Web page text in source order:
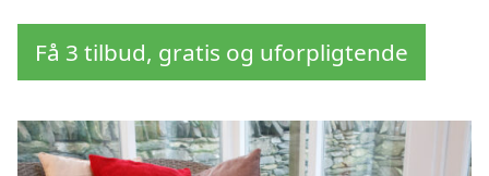
Få 3 tilbud, gratis og uforpligtende